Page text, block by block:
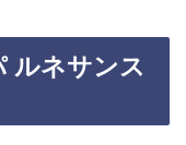
ルネサンス